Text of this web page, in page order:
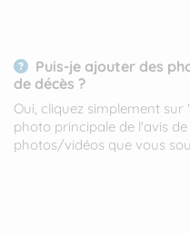
Puis-je ajouter des
de décès ?
Oui, cliquez simplement
photo principale de l'avis
photos/vidéos que vous